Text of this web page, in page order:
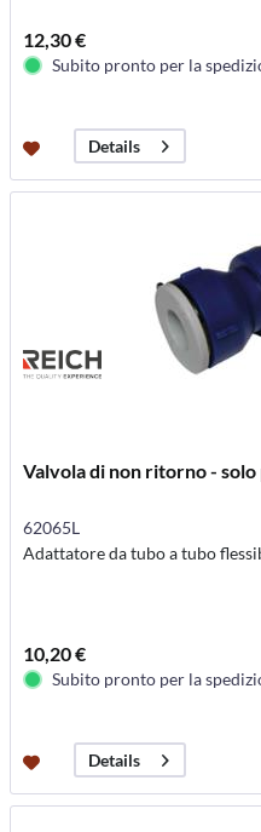
12,30 €
Subito pronto per la
Details
Valvola di non ritorno -
62065L
Adattatore da tubo a tubo
10,20 €
Subito pronto per la
Details